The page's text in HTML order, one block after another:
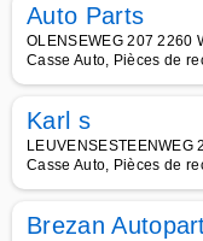
Auto Parts
OLENSEWEG 207 2260
Casse Auto, Pièces de
Karl s
Casse Auto, Pièces de
Brezan